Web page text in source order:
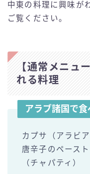
中東の料理に興味が
ご覧ください。
【通常メニュ
れる料理
アラブ諸国で
カプサ（アラビア
唐辛子のペース
（チャパティ）